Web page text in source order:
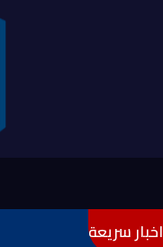
اخبار سريعة